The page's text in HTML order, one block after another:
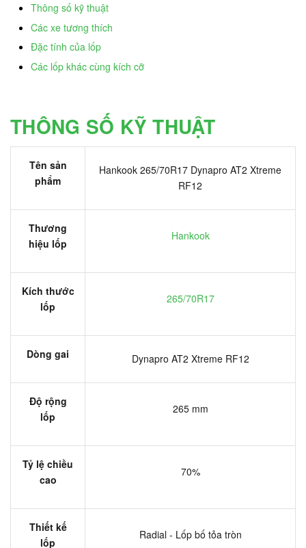
Thông số kỹ thuật
Các xe tương thích
Đặc tính của lốp
Các lốp khác cùng kích cỡ
THÔNG SỐ KỸ THUẬT
Tên sản
phẩm
Hankook 265/70R17 Dynapro AT2 Xtreme
RF12
Thương
hiệu lốp
Hankook
Kích thước
lốp
265/70R17
Dòng gai Dynapro AT2 Xtreme RF12
Độ rộng
lốp
265 mm
Tỷ lệ chiều
cao
70%
Thiết kế
lốp
Radial - Lốp bố tỏa tròn